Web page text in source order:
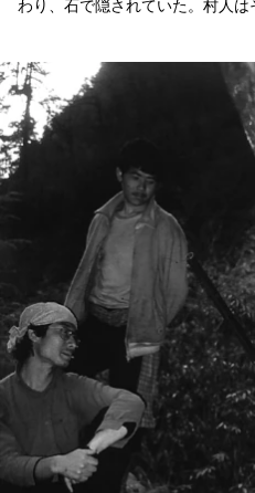
わり、石で隠されていた。村人は